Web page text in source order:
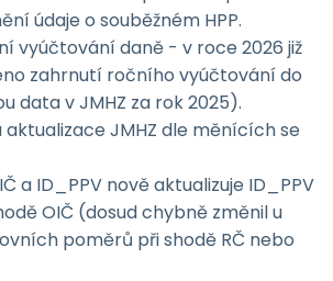
údaje o souběžném HPP.
vyúčtování daně - v roce 2026 již
zahrnutí ročního vyúčtování do
data v JMHZ za rok 2025).
JMHZ dle měnících se
a ID_PPV nově aktualizuje ID_PPV
OIČ (dosud chybně změnil u
poměrů při shodě RČ nebo